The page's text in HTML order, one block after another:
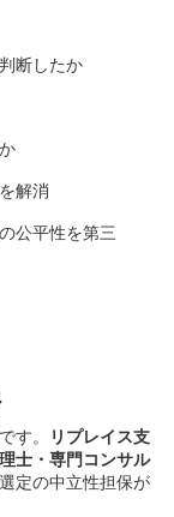
断したか
解消
公平性を第三
す。
リプレイス支
士・専門コンサル
定の中立性担保が